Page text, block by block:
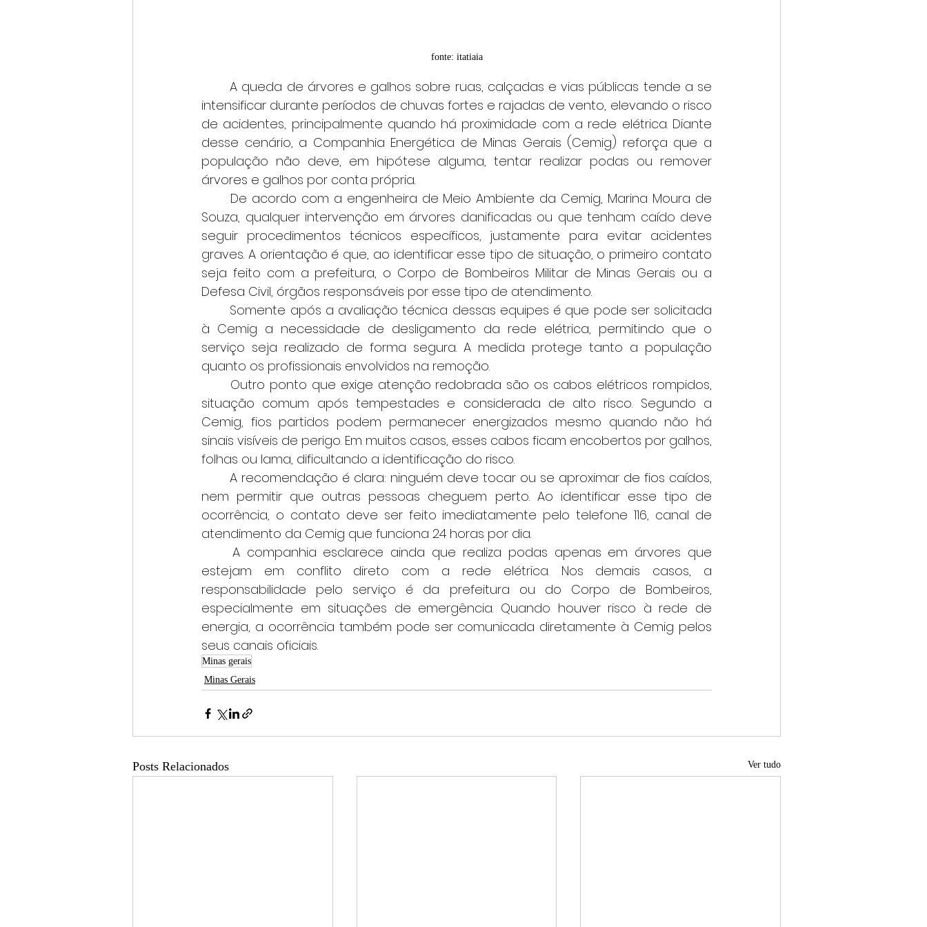
fonte: itatiaia
	A queda de árvores e galhos sobre ruas, calçadas e vias públicas tende a se
intensificar durante períodos de chuvas fortes e rajadas de vento, elevando o risco
de acidentes, principalmente quando há proximidade com a rede elétrica. Diante
desse cenário, a Companhia Energética de Minas Gerais (Cemig) reforça que a
população não deve, em hipótese alguma, tentar realizar podas ou remover
árvores e galhos por conta própria.
Souza, qualquer intervenção em árvores danificadas ou que tenham caído deve
seguir procedimentos técnicos específicos, justamente para evitar acidentes
graves. A orientação é que, ao identificar esse tipo de situação, o primeiro contato
seja feito com a prefeitura, o Corpo de Bombeiros Militar de Minas Gerais ou a
Defesa Civil, órgãos responsáveis por esse tipo de atendimento.
à Cemig a necessidade de desligamento da rede elétrica, permitindo que o
serviço seja realizado de forma segura. A medida protege tanto a população
quanto os profissionais envolvidos na remoção.
situação comum após tempestades e considerada de alto risco. Segundo a
Cemig, fios partidos podem permanecer energizados mesmo quando não há
sinais visíveis de perigo. Em muitos casos, esses cabos ficam encobertos por galhos,
folhas ou lama, dificultando a identificação do risco.
nem permitir que outras pessoas cheguem perto. Ao identificar esse tipo de
ocorrência, o contato deve ser feito imediatamente pelo telefone 116, canal de
atendimento da Cemig que funciona 24 horas por dia.
estejam em conflito direto com a rede elétrica. Nos demais casos, a
responsabilidade pelo serviço é da prefeitura ou do Corpo de Bombeiros,
especialmente em situações de emergência. Quando houver risco à rede de
energia, a ocorrência também pode ser comunicada diretamente à Cemig pelos
seus canais oficiais.
Minas gerais
Minas Gerais
Posts Relacionados Ver tudo